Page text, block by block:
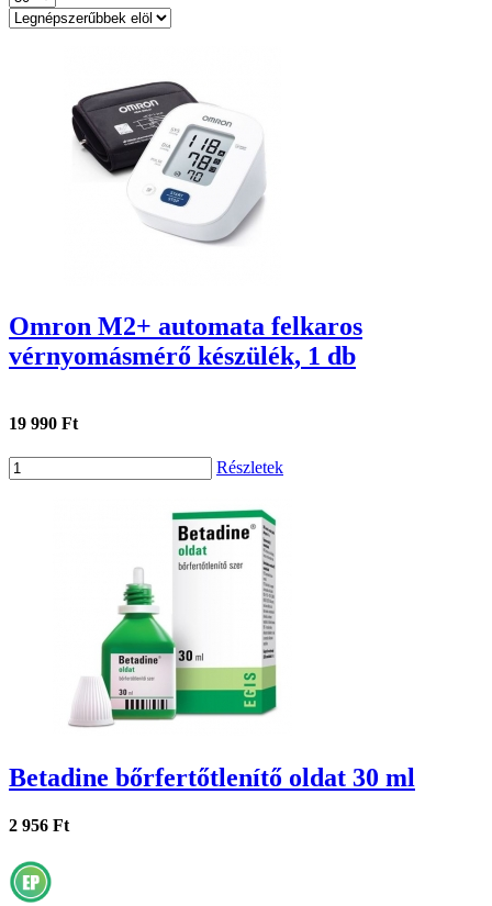
Omron M2+ automata felkaros
vérnyomásmérő készülék, 1 db
19 990 Ft
Részletek
Betadine bőrfertőtlenítő oldat 30 ml
2 956 Ft